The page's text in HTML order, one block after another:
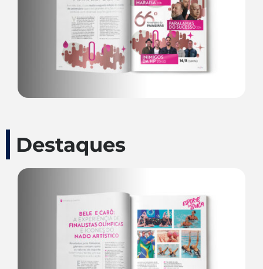
Destaques